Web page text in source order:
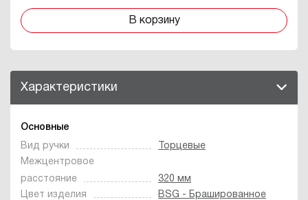
В корзину
Характеристики
Основные
Вид ручки
Торцевые
Межцентровое
расстояние
320 мм
Цвет изделия
BSG - Брашированное